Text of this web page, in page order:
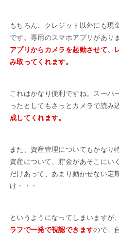
もちろん、クレジット以外にも現
です。専用のスマホアプリがあり
アプリからカメラを起動させて、
み取ってくれます。
これはかなり便利ですね。スーパ
ったとしてもさっとカメラで読み
成してくれます。
また、資産管理についてもかなり
資産について、貯金があそこにい
だけあって、あまり動かせない定
け・・・
というようになってしまいますが
ラフで一発で視認できますので、